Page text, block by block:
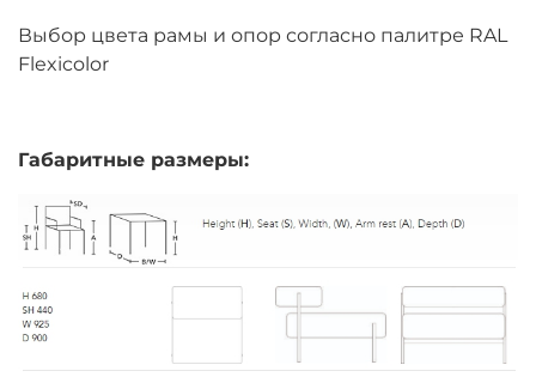
Выбор цвета рамы и опор согласно палитре RAL
Flexicolor
Габаритные размеры: